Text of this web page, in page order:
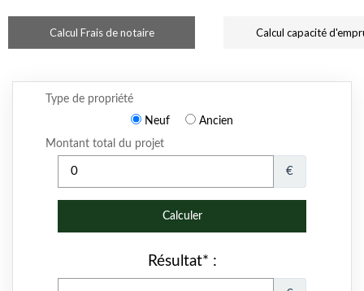
Calcul Frais de notaire Calcul capacité